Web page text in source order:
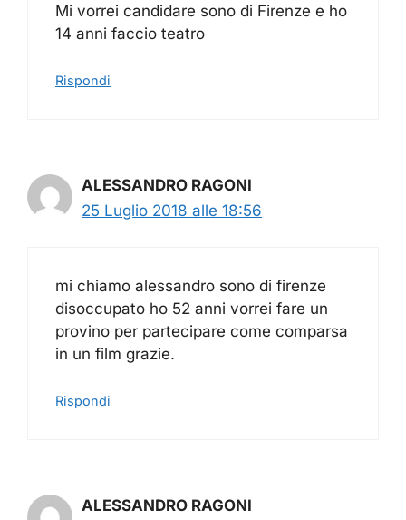
Mi vorrei candidare sono di Firenze e ho
14 anni faccio teatro
Rispondi
ALESSANDRO RAGONI
25 Luglio 2018 alle 18:56
mi chiamo alessandro sono di firenze
disoccupato ho 52 anni vorrei fare un
provino per partecipare come comparsa
in un film grazie.
Rispondi
ALESSANDRO RAGONI